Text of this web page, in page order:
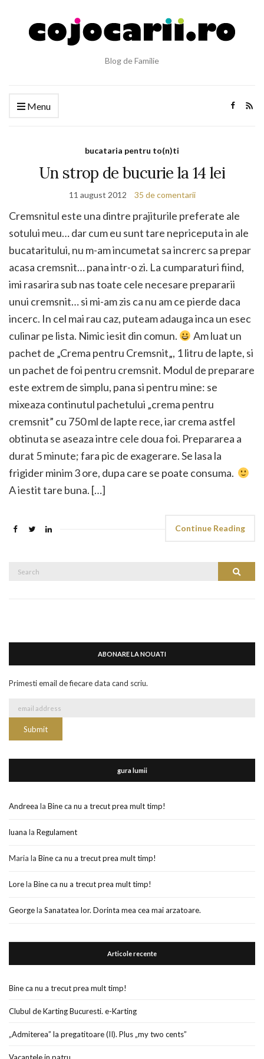
Blog de Familie
Menu
bucataria pentru to(n)ti
Un strop de bucurie la 14 lei
11 august 2012 35 de comentarii
Cremsnitul este una dintre prajiturile preferate ale
sotului meu… dar cum eu sunt tare nepriceputa in ale
bucataritului, nu m-am incumetat sa increrc sa prepar
acasa cremsnit… pana intr-o zi. La cumparaturi fiind,
imi rasarira sub nas toate cele necesare prepararii
unui cremsnit… si mi-am zis ca nu am ce pierde daca
incerc. In cel mai rau caz, puteam adauga inca un esec
culinar pe lista. Nimic iesit din comun.
Am luat un
pachet de „Crema pentru Cremsnit„, 1 litru de lapte, si
un pachet de foi pentru cremsnit. Modul de preparare
este extrem de simplu, pana si pentru mine: se
mixeaza continutul pachetului „crema pentru
cremsnit” cu 750 ml de lapte rece, iar crema astfel
obtinuta se aseaza intre cele doua foi. Prepararea a
durat 5 minute; fara pic de exagerare. Se lasa la
frigider minim 3 ore, dupa care se poate consuma.
A iestit tare buna. […]
Continue Reading
Search
ABONARE LA NOUATI
Primesti email de fiecare data cand scriu.
gura lumii
Andreea la Bine ca nu a trecut prea mult timp!
luana la Regulament
Maria la Bine ca nu a trecut prea mult timp!
Lorela Bine ca nu a trecut prea mult timp!
Georgela Sanatatea lor. Dorinta mea cea mai arzatoare.
Articole recente
Bine ca nu a trecut prea mult timp!
Clubul de Karting Bucuresti. e-Karting
„Admiterea” la pregatitoare (II). Plus „my two cents”